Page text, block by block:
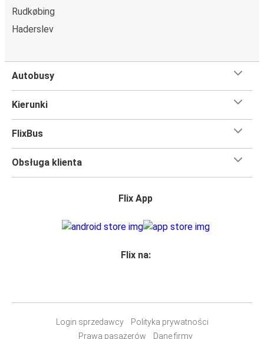
Rudkøbing
Haderslev
Autobusy
Kierunki
FlixBus
Obsługa klienta
Flix App
Flix na:
Login sprzedawcy
Polityka prywatności
Prawa pasażerów
Dane firmy